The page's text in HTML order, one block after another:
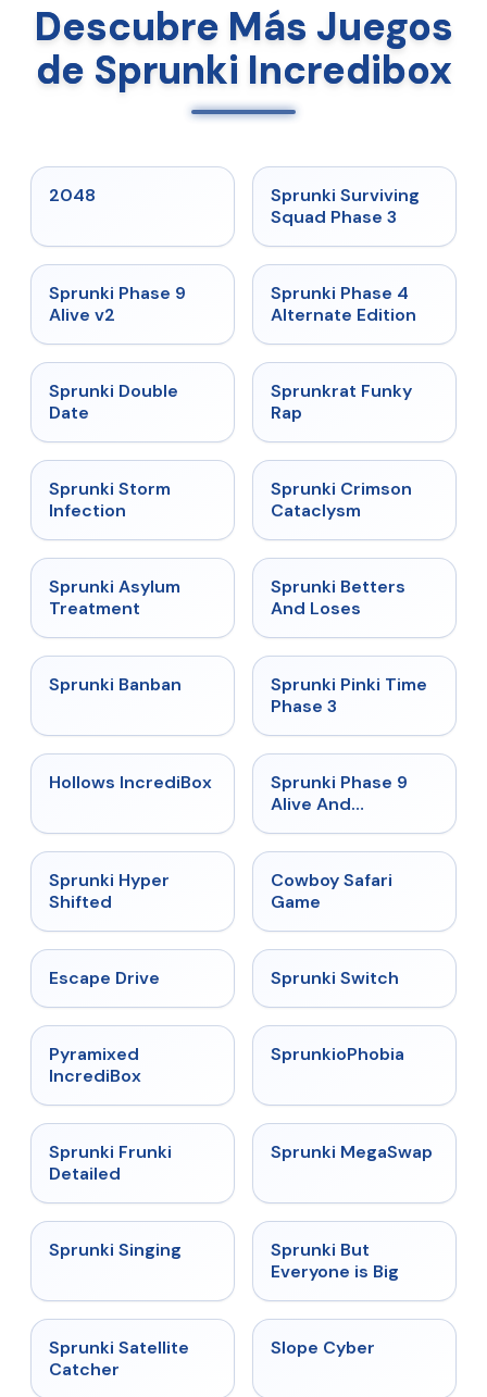
Descubre Más Juegos
de Sprunki Incredibox
2048 ★ 4.7
Sprunki Surviving
Squad Phase 3
★
Sprunki Phase 9
Alive v2
★
Sprunki Phase 4
Alternate Edition
★
Sprunki Double
Date
★ 4.7
Sprunkrat Funky
Rap
★
Sprunki Storm
Infection
★ 4.7
Sprunki Crimson
Cataclysm
★
Sprunki Asylum
Treatment
★
Sprunki Betters
And Loses
★
Sprunki Banban ★ 4.9
Sprunki Pinki Time
Phase 3
★ 4.3
Hollows IncrediBox ★
Sprunki Phase 9
Alive And
Sprunki Hyper
Shifted
Cowboy Safari
Game
Escape Drive ★
Sprunki Switch
Pyramixed
IncrediBox
★
SprunkioPhobia
★
Sprunki Frunki
Detailed
★ 4.5
Sprunki MegaSwap
★
Sprunki Singing
Sprunki But
Everyone is Big
★ 4.4
Sprunki Satellite
Catcher
Slope Cyber